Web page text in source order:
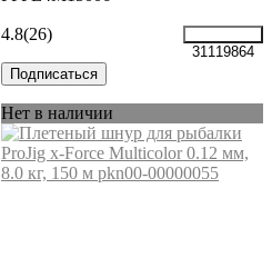
4.8(26)
31119864
Подписаться
Нет в наличии